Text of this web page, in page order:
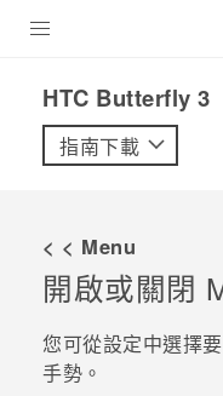
VIVE
優惠專區
HTC Butterfly 3‎
指南下載
< < Menu
開啟或關閉
您可從設定中選擇
手勢。